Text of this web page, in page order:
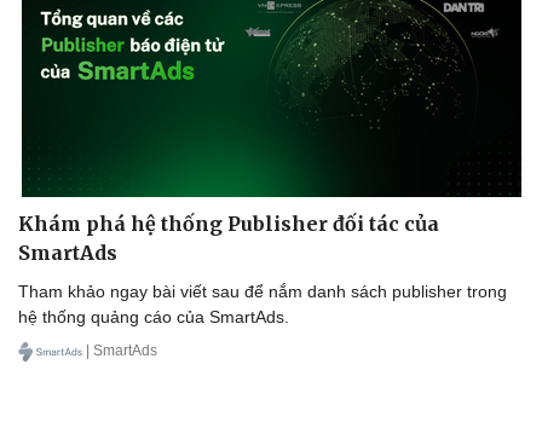
Doanh nghiệp 24h
Doanh nhân
Vì cộng đồng
Công nghệ
Chuyển đổi số
Khám phá hệ thống Publisher đối tác của
SmartAds
Tham khảo ngay bài viết sau để nắm danh sách publisher trong
hệ thống quảng cáo của SmartAds.
| SmartAds